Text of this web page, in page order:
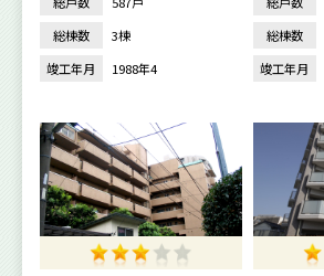
総棟数
3棟
竣工年月
1988年4
総棟数
竣工年月